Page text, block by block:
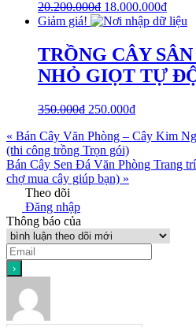
20.200.000₫ 18.000.000₫
Giảm giá!
TRỒNG CÂY
NHỎ GIỌT TỰ
350.000₫ 250.000₫
« Bán Cây Văn Phòng – Cây Kim
(thi công trồng Trọn gói)
Bán Cây Sen Đá Văn Phòng Trang
chợ mua cây giúp bạn) »
Theo dõi
Đăng nhập
Thông báo của